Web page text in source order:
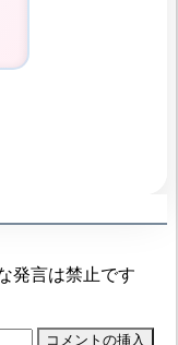
発言は禁止です